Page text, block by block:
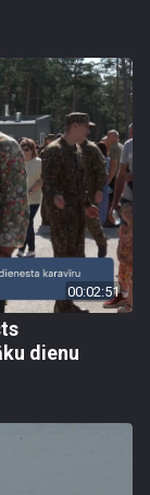
00:02:51
dienu